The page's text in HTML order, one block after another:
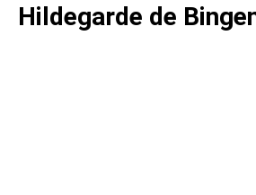
Hildegarde de